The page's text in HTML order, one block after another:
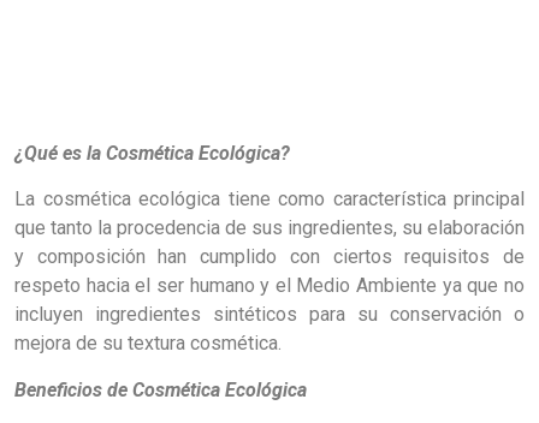
¿Qué es la Cosmética Ecológica?
La cosmética ecológica tiene como característica principal
que tanto la procedencia de sus ingredientes, su elaboración
y composición han cumplido con ciertos requisitos de
respeto hacia el ser humano y el Medio Ambiente ya que no
incluyen ingredientes sintéticos para su conservación o
mejora de su textura cosmética.
Beneficios de Cosmética Ecológica